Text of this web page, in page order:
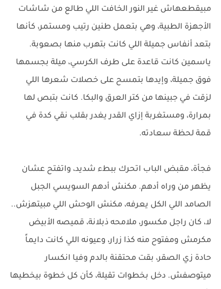
مبيقطعهاش غير النور الخافت اللي طالع من شاشات
الأجهزة الطبية، وهي بتعمل طنين رتيب ومستمر، كأنها
بتعد أنفاس جميلة اللي كانت بتهرب منها بصعوبة.
ياسمين كانت قاعدة على طرف الكرسي، ميلة بجسمها
فوق جميلة، وإيدها بتمسح على خصلات شعرها اللي
لزقت في جبينها من كتر العرق والبكا. كانت بتبص لها
بمرارة، ومستغربة إزاي القدر يغدر بقلب نقي كدة في
قمة لحظة سعادته.
فجأة، مقبض الباب اتحرك ببطء شديد، واتفتح عشان
يظهر من وراه أدهم. مكنش أدهم السويسي الجبل
الصامد اللي الكل يعرفه، مكنش الوحش اللي مبيتهزش..
لا، كان راجل مكسور، ملامحه ذبلانة، قميصه الأبيض
مكرمش ومفتوح منه كذا زرار، وعيونه اللي كانت دايماً
حادة زي الصقر، بقت محتقنة بالدم وفيا انكسار
ميتوصفش. دخل بخطوات تقيلة، كأن كل خطوة بيخطيها